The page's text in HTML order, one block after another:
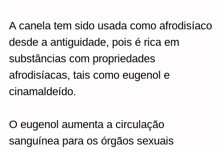
A canela tem sido usada como afrodisíaco
desde a antiguidade, pois é rica em
substâncias com propriedades
afrodisíacas, tais como eugenol e
cinamaldeído.
O eugenol aumenta a circulação
sanguínea para os órgãos sexuais